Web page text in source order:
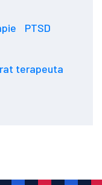
PTSD
terapeuta